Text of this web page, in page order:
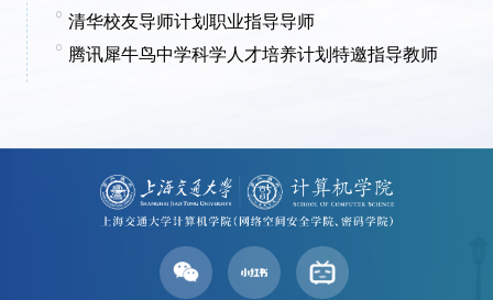
清华校友导师计划职业指导导师
腾讯犀⽜鸟中学科学⼈才培养计划特邀指导教师